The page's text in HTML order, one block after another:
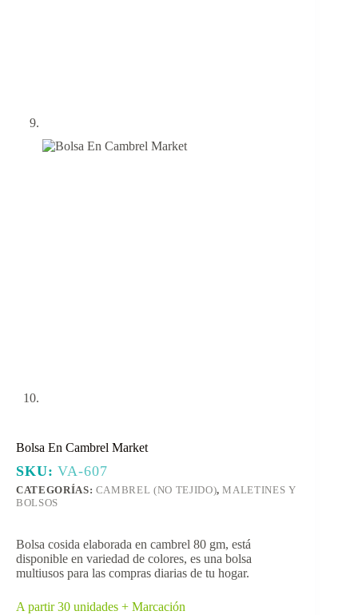
Bolsa En Cambrel Market
SKU:VA-607
CATEGORÍAS: CAMBREL (NO TEJIDO),MALETINES Y
BOLSOS
Bolsa cosida elaborada en cambrel 80 gm, está
disponible en variedad de colores, es una bolsa
multiusos para las compras diarias de tu hogar.
A partir 30 unidades + Marcación